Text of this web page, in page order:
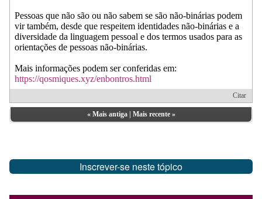
Pessoas que não são ou não sabem se são não-binárias podem
vir também, desde que respeitem identidades não-binárias e a
diversidade da linguagem pessoal e dos termos usados para as
orientações de pessoas não-binárias.
Mais informações podem ser conferidas em:
https://qosmiques.xyz/enbontros.html
Citar
« Mais antiga| Mais recente»
Inscrever-se neste tópico